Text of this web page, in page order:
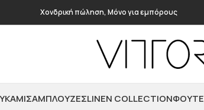
Χονδρική πώληση, Μόνο για εμπόρους
ΜΠΛΟΎΖΕΣLINEN COLLECTION